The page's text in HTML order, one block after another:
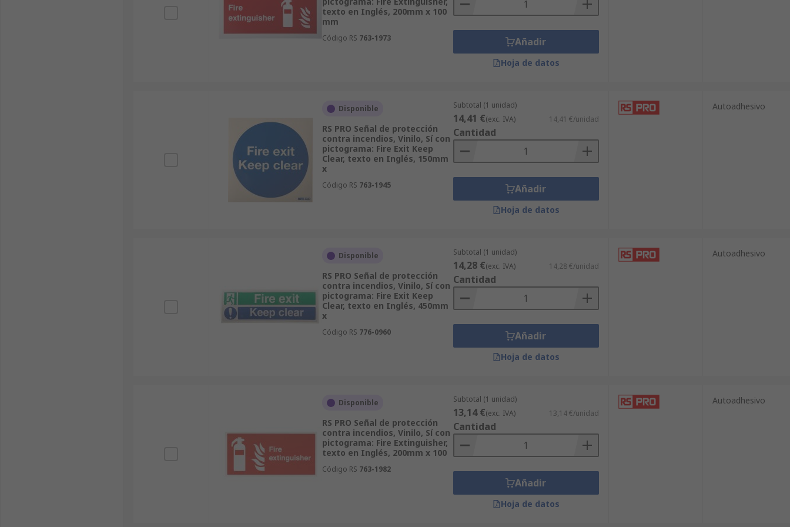
texto en Inglés, 200mm x 100
mm
Código RS 763-1973 Añadir
Hoja de datos
Disponible
RS PRO Señal de protección
contra incendios, Vinilo, Sí con
pictograma: Fire Exit Keep
Clear, texto en Inglés, 150mm
x
Código RS 763-1945
Subtotal (1 unidad)
14,41 €(exc. IVA) 14,41 €/unidad
Cantidad
Añadir
Hoja de datos
Autoadhesivo
Disponible
RS PRO Señal de protección
contra incendios, Vinilo, Sí con
pictograma: Fire Exit Keep
Clear, texto en Inglés, 450mm
x
Código RS 776-0960
Subtotal (1 unidad)
14,28 €(exc. IVA) 14,28 €/unidad
Cantidad
Añadir
Hoja de datos
Autoadhesivo
Disponible
RS PRO Señal de protección
contra incendios, Vinilo, Sí con
pictograma: Fire Extinguisher,
texto en Inglés, 200mm x 100
Código RS 763-1982
Subtotal (1 unidad)
13,14 €(exc. IVA) 13,14 €/unidad
Cantidad
Añadir
Hoja de datos
Autoadhesivo